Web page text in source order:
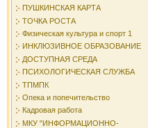
ПУШКИНСКАЯ КАРТА
ТОЧКА РОСТА
Физическая культура и спорт 1
ИНКЛЮЗИВНОЕ ОБРАЗОВАНИЕ
ДОСТУПНАЯ СРЕДА
ПСИХОЛОГИЧЕСКАЯ СЛУЖБА
ТПМПК
Опека и попечительство
Кадровая работа
МКУ "ИНФОРМАЦИОННО-